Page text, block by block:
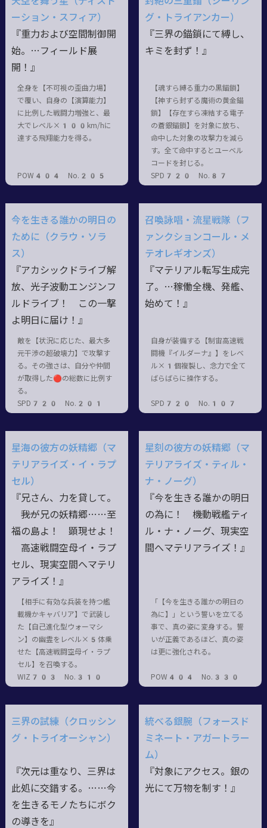
ーション・スフィア）
『重力および空間制御開
始。…フィールド展
開！』
全身を【不可視の歪曲力場】
で覆い、自身の【演算能力】
に比例した戦闘力増強と、最
大でレベル×100km/hに
達する飛翔能力を得る。
POW404 No.205
グ・トライアンカー）
『三界の錨鎖にて縛し、
キミを封ず！』
【魂すら縛る重力の黒錨鎖】
【神すら封ずる魔術の黄金錨
鎖】【存在すら凍結する電子
の蒼銀錨鎖】を対象に放ち、
命中した対象の攻撃力を減ら
す。全て命中するとユーベル
コードを封じる。
SPD720 No.87
今を生きる誰かの明日の
ために（クラウ・ソラ
ス）
『アカシックドライブ解
放、光子波動エンジンフ
ルドライブ！ この一撃
よ明日に届け！』
敵を【状況に応じた、最大多
元干渉の超破壊力】で攻撃す
る。その強さは、自分や仲間
が取得した🔴の総数に比例す
る。
SPD720 No.201
召喚詠唱・流星戦隊（フ
ァンクションコール・メ
テオレギオンズ）
『マテリアル転写生成完
了。…稼働全機、発艦、
始めて！』
自身が装備する【制宙高速戦
闘機『イルダーナ』】をレベ
ル×1個複製し、念力で全て
ばらばらに操作する。
SPD720 No.107
星海の彼方の妖精郷（マ
テリアライズ・イ・ラプ
セル）
『兄さん、力を貸して。
――我が兄の妖精郷……至
福の島よ！ 顕現せよ！
高速戦闘空母イ・ラプ
セル、現実空間へマテリ
アライズ！』
【相手に有効な兵装を持つ艦
載機かキャバリア】で武装し
た【自己進化型ウォーマシ
ン】の幽霊をレベル×5体乗
せた【高速戦闘空母イ・ラプ
セル】を召喚する。
WIZ703 No.310
星刻の彼方の妖精郷（マ
テリアライズ・ティル・
ナ・ノーグ）
『今を生きる誰かの明日
の為に！ 機動戦艦ティ
ル・ナ・ノーグ、現実空
間へマテリアライズ！』
「【今を生きる誰かの明日の
為に】」という誓いを立てる
事で、真の姿に変身する。誓
いが正義であるほど、真の姿
は更に強化される。
POW404 No.330
三界の試練（クロッシン
グ・トライオーシャン）
『次元は重なり、三界は
此処に交錯する。……今
を生きるモノたちにボク
の導きを』
統べる銀腕（フォースド
ミネート・アガートラー
ム）
『対象にアクセス。銀の
光にて万物を制す！』